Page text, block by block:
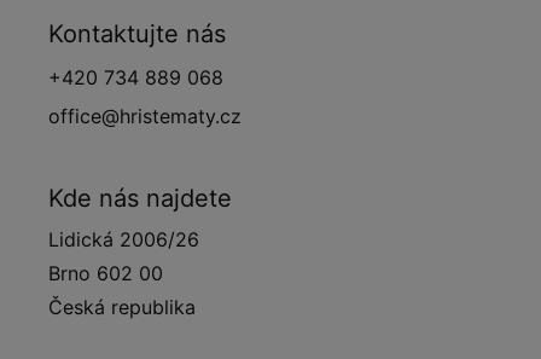
Kontaktujte nás
+420 734 889 068
office@hristematy.cz
Kde nás najdete
Lidická 2006/26
Brno 602 00
Česká republika